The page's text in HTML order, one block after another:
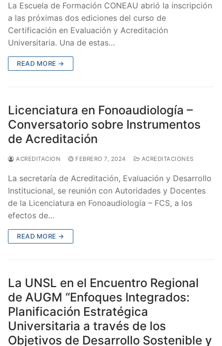
La Escuela de Formación CONEAU abrió la inscripción
a las próximas dos ediciones del curso de
Certificación en Evaluación y Acreditación
Universitaria. Una de estas…
READ MORE →
Licenciatura en Fonoaudiología –
Conversatorio sobre Instrumentos
de Acreditación
ACREDITACION FEBRERO 7, 2024 ACREDITACIONES
La secretaría de Acreditación, Evaluación y Desarrollo
Institucional, se reunión con Autoridades y Docentes
de la Licenciatura en Fonoaudiología – FCS, a los
efectos de…
READ MORE →
La UNSL en el Encuentro Regional
de AUGM “Enfoques Integrados:
Planificación Estratégica
Universitaria a través de los
Objetivos de Desarrollo Sostenible y